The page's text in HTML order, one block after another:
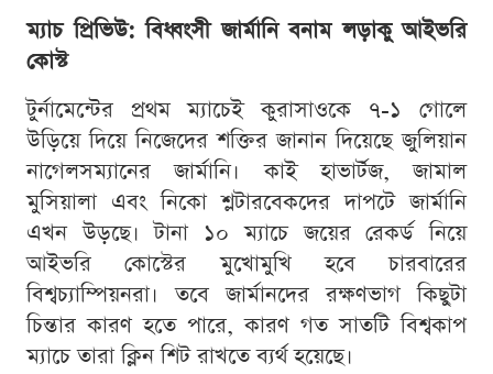
ম্যাচ প্রিভিউ: বিধ্বংসী জার্মানি বনাম লড়াকু আইভরি
কোস্ট
টুর্নামেন্টের প্রথম ম্যাচেই কুরাসাওকে ৭-১ গোলে
উড়িয়ে দিয়ে নিজেদের শক্তির জানান দিয়েছে জুলিয়ান
নাগেলসম্যানের জার্মানি। কাই হাভার্টজ, জামাল
মুসিয়ালা এবং নিকো শ্লটারবেকদের দাপটে জার্মানি
এখন উড়ছে। টানা ১০ ম্যাচে জয়ের রেকর্ড নিয়ে
আইভরি কোস্টের মুখোমুখি হবে চারবারের
বিশ্বচ্যাম্পিয়নরা। তবে জার্মানদের রক্ষণভাগ কিছুটা
চিন্তার কারণ হতে পারে, কারণ গত সাতটি বিশ্বকাপ
ম্যাচে তারা ক্লিন শিট রাখতে ব্যর্থ হয়েছে।